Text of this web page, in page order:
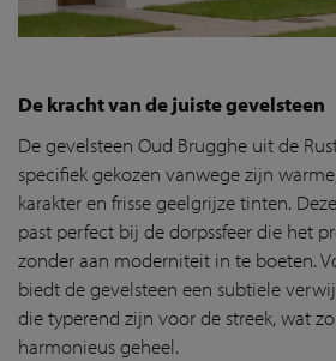
De kracht van de juiste gevelsteen
De gevelsteen Oud Brugghe uit de
specifiek gekozen vanwege zijn
karakter en frisse geelgrijze tinten.
past perfect bij de dorpssfeer die het
zonder aan moderniteit in te boeten.
biedt de gevelsteen een subtiele
die typerend zijn voor de streek, wat
harmonieus geheel.